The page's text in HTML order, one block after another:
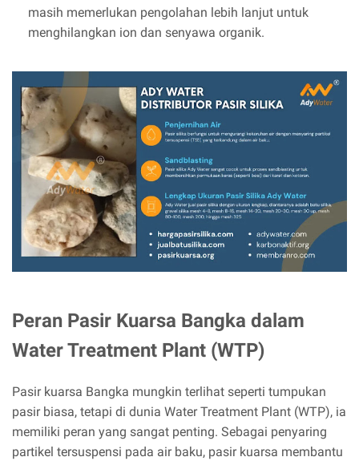
masih memerlukan pengolahan lebih lanjut untuk
menghilangkan ion dan senyawa organik.
Peran Pasir Kuarsa Bangka dalam
Water Treatment Plant (WTP)
Pasir kuarsa Bangka mungkin terlihat seperti tumpukan
pasir biasa, tetapi di dunia Water Treatment Plant (WTP), ia
memiliki peran yang sangat penting. Sebagai penyaring
partikel tersuspensi pada air baku, pasir kuarsa membantu